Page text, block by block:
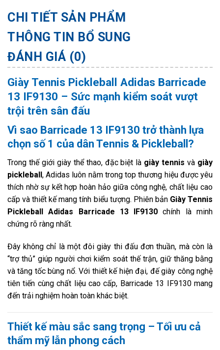
CHI TIẾT SẢN PHẨM
THÔNG TIN BỔ SUNG
ĐÁNH GIÁ (0)
Giày Tennis Pickleball Adidas Barricade
13 IF9130 – Sức mạnh kiểm soát vượt
trội trên sân đấu
Vì sao Barricade 13 IF9130 trở thành lựa
chọn số 1 của dân Tennis & Pickleball?
Trong thế giới giày thể thao, đặc biệt là giày tennis và giày
pickleball, Adidas luôn nằm trong top thương hiệu được yêu
thích nhờ sự kết hợp hoàn hảo giữa công nghệ, chất liệu cao
cấp và thiết kế mang tính biểu tượng. Phiên bản Giày Tennis
Pickleball Adidas Barricade 13 IF9130 chính là minh
chứng rõ ràng nhất.
Đây không chỉ là một đôi giày thi đấu đơn thuần, mà còn là
“trợ thủ” giúp người chơi kiểm soát thế trận, giữ thăng bằng
và tăng tốc bùng nổ. Với thiết kế hiện đại, đế giày công nghệ
tiên tiến cùng chất liệu cao cấp, Barricade 13 IF9130 mang
đến trải nghiệm hoàn toàn khác biệt.
Thiết kế màu sắc sang trọng – Tối ưu cả
thẩm mỹ lẫn phong cách